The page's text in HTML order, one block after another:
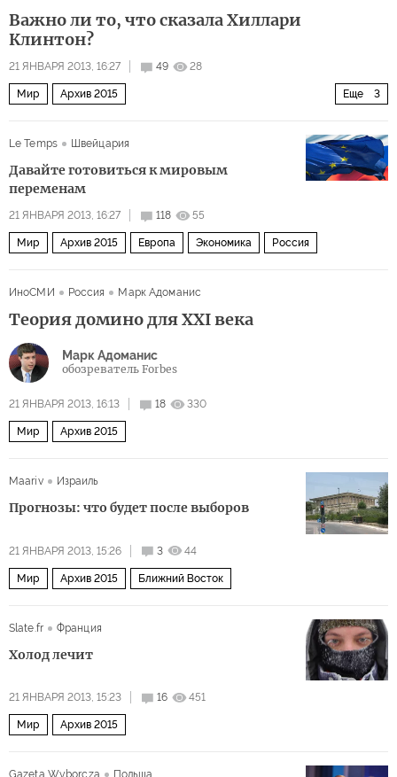
Важно ли то, что сказала Хиллари
Клинтон?
21 ЯНВАРЯ 2013, 16:27 49 28
Еще 3
Мир Архив 2015
Le Temps Швейцария
Давайте готовиться к мировым
переменам
21 ЯНВАРЯ 2013, 16:27 118 55
Мир Архив 2015 Европа Экономика Россия
ИноСМИ Россия Марк Адоманис
Теория домино для XXI века
Марк Адоманис
обозреватель Forbes
21 ЯНВАРЯ 2013, 16:13 18 330
Мир Архив 2015
Maariv Израиль
Прогнозы: что будет после выборов
21 ЯНВАРЯ 2013, 15:26 3 44
Мир Архив 2015 Ближний Восток
Slate.fr Франция
Холод лечит
21 ЯНВАРЯ 2013, 15:23 16 451
Мир Архив 2015
Gazeta Wyborcza Польша